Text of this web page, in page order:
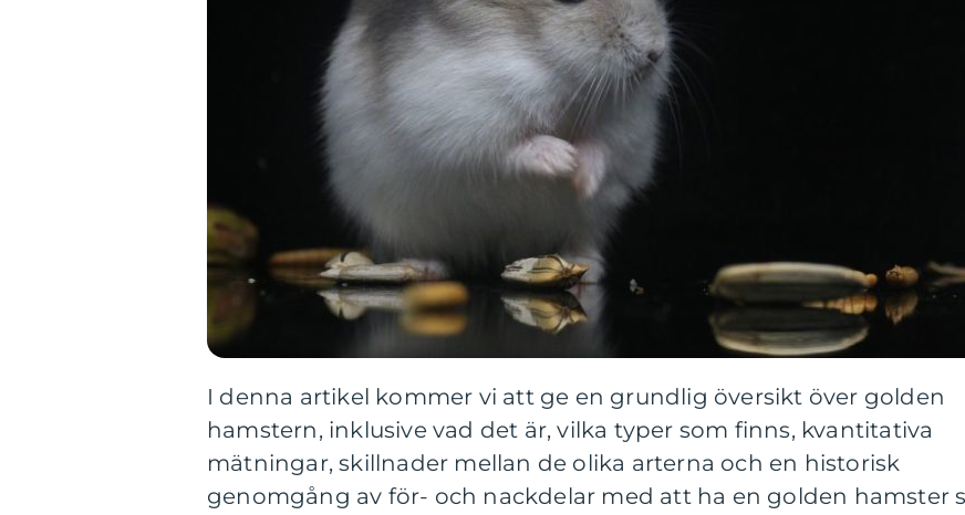
I denna artikel kommer vi att ge en grundlig översikt över golden
hamstern, inklusive vad det är, vilka typer som finns, kvantitativa
mätningar, skillnader mellan de olika arterna och en historisk
genomgång av för- och nackdelar med att ha en golden hamster